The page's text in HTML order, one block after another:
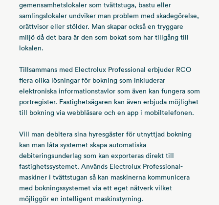
gemensamhetslokaler som tvättstuga, bastu eller
samlingslokaler undviker man problem med skadegörelse,
orättvisor eller stölder. Man skapar också en tryggare
miljö då det bara är den som bokat som har tillgång till
lokalen.
Tillsammans med Electrolux Professional erbjuder RCO
flera olika lösningar för bokning som inkluderar
elektroniska informationstavlor som även kan fungera som
portregister. Fastighetsägaren kan även erbjuda möjlighet
till bokning via webbläsare och en app i mobiltelefonen.
Vill man debitera sina hyresgäster för utnyttjad bokning
kan man låta systemet skapa automatiska
debiteringsunderlag som kan exporteras direkt till
fastighetssystemet. Används Electrolux Professional-
maskiner i tvättstugan så kan maskinerna kommunicera
med bokningssystemet via ett eget nätverk vilket
möjliggör en intelligent maskinstyrning.